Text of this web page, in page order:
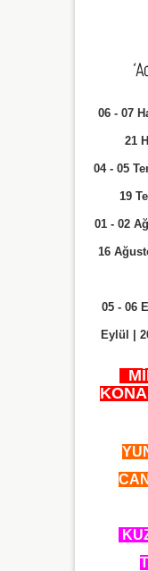
06 - 07
21
04 - 05
19
01 - 02
16
05 - 06
Eylül |